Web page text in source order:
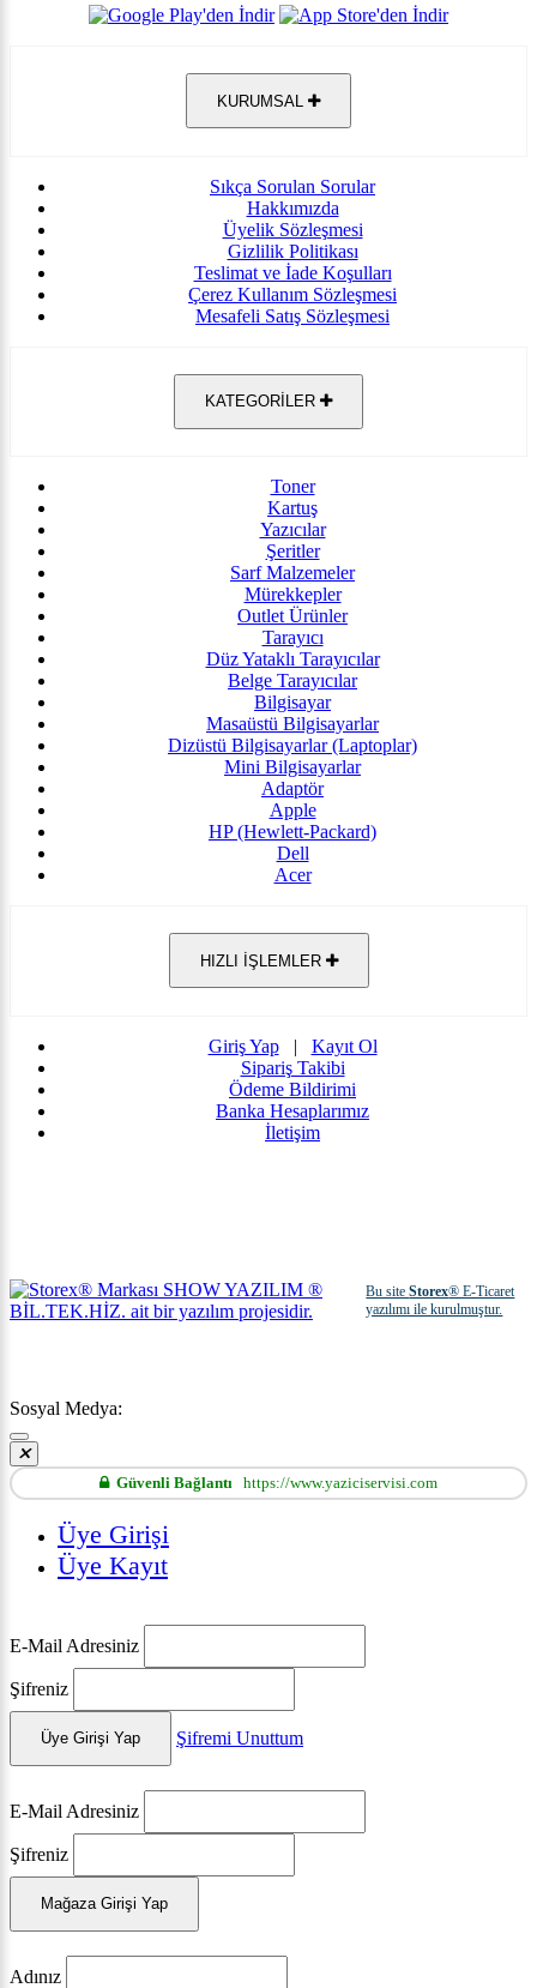
KURUMSAL
Sıkça Sorulan Sorular
Hakkımızda
Üyelik Sözleşmesi
Gizlilik Politikası
Teslimat ve İade Koşulları
Çerez Kullanım Sözleşmesi
Mesafeli Satış Sözleşmesi
KATEGORİLER
Toner
Kartuş
Yazıcılar
Şeritler
Sarf Malzemeler
Mürekkepler
Outlet Ürünler
Tarayıcı
Düz Yataklı Tarayıcılar
Belge Tarayıcılar
Bilgisayar
Masaüstü Bilgisayarlar
Dizüstü Bilgisayarlar (Laptoplar)
Mini Bilgisayarlar
Adaptör
Apple
HP (Hewlett-Packard)
Dell
Acer
HIZLI İŞLEMLER
Giriş Yap| Kayıt Ol
Sipariş Takibi
Ödeme Bildirimi
Banka Hesaplarımız
İletişim
Bu siteStorex® E-Ticaret
yazılımı ile kurulmuştur.
Sosyal Medya:
Güvenli Bağlantı https://www.yaziciservisi.com
Üye Girişi
Üye Kayıt
E-Mail Adresiniz
Şifreniz
Üye Girişi Yap Şifremi Unuttum
E-Mail Adresiniz
Şifreniz
Mağaza Girişi Yap
Adınız